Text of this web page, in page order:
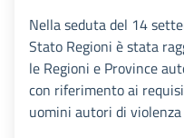
Nella seduta del 14
Stato Regioni è stata
le Regioni e Province
con riferimento ai
uomini autori di violenza